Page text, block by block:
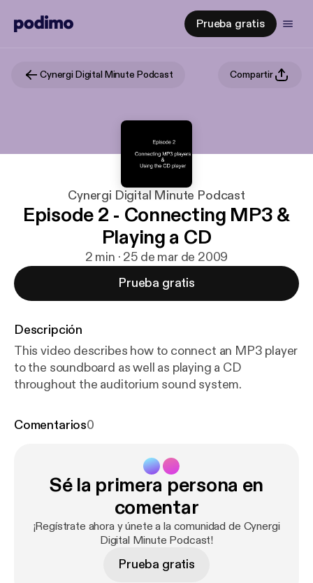
Prueba gratis
Cynergi Digital Minute Podcast Compartir
Cynergi Digital Minute Podcast
Episode 2 - Connecting MP3 &
Playing a CD
2 min · 25 de mar de 2009
Prueba gratis
Descripción
This video describes how to connect an MP3 player
to the soundboard as well as playing a CD
throughout the auditorium sound system.
Comentarios0
Sé la primera persona en
comentar
¡Regístrate ahora y únete a la comunidad de Cynergi
Digital Minute Podcast!
Prueba gratis